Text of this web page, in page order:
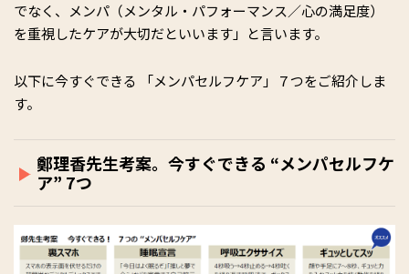
でなく、メンパ（メンタル・パフォーマンス／心の満足度）
を重視したケアが大切だといいます」と言います。
以下に今すぐできる 「メンパセルフケア」７つをご紹介しま
す。
鄭理香先生考案。今すぐできる “メンパセルフケ
ア” 7つ